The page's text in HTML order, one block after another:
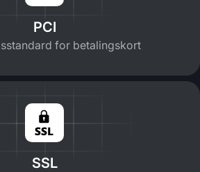
PCI
for betalingskort
SSL